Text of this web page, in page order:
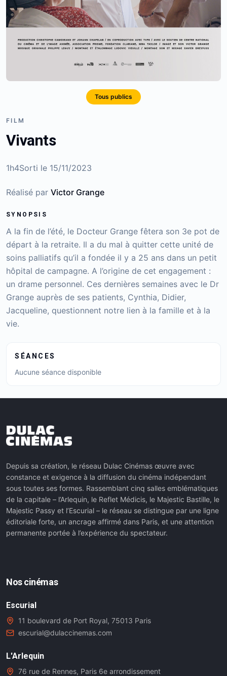
Tous publics
SÉANCES
Aucune séance disponible
FILM
Vivants
1h4Sorti le 15/11/2023
Réalisé par Victor Grange
SYNOPSIS
A la fin de l’été, le Docteur Grange fêtera son 3e pot de
départ à la retraite. Il a du mal à quitter cette unité de
soins palliatifs qu’il a fondée il y a 25 ans dans un petit
hôpital de campagne. A l’origine de cet engagement :
un drame personnel. Ces dernières semaines avec le Dr
Grange auprès de ses patients, Cynthia, Didier,
Jacqueline, questionnent notre lien à la famille et à la
vie.
Depuis sa création, le réseau Dulac Cinémas œuvre avec
constance et exigence à la diffusion du cinéma indépendant
sous toutes ses formes. Rassemblant cinq salles emblématiques
de la capitale – l’Arlequin, le Reflet Médicis, le Majestic Bastille, le
Majestic Passy et l’Escurial – le réseau se distingue par une ligne
éditoriale forte, un ancrage affirmé dans Paris, et une attention
permanente portée à l’expérience du spectateur.
Nos cinémas
Escurial
11 boulevard de Port Royal, 75013 Paris
escurial@dulaccinemas.com
L'Arlequin
76 rue de Rennes, Paris 6e arrondissement